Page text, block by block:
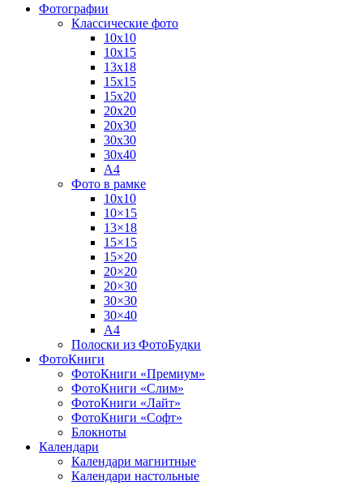
Фотографии
Классические фото
10х10
10х15
13х18
15х15
15х20
20х20
20х30
30х30
30х40
А4
Фото в рамке
10х10
10×15
13×18
15×15
15×20
20×20
20×30
30×30
30×40
A4
Полоски из ФотоБудки
ФотоКниги
ФотоКниги «Премиум»
ФотоКниги «Слим»
ФотоКниги «Лайт»
ФотоКниги «Софт»
Блокноты
Календари
Календари магнитные
Календари настольные